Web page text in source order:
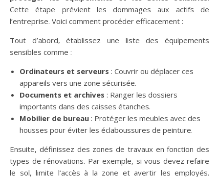
Cette étape prévient les dommages aux actifs de
l’entreprise. Voici comment procéder efficacement :
Tout d’abord, établissez une liste des équipements
sensibles comme :
Ordinateurs et serveurs : Couvrir ou déplacer ces
appareils vers une zone sécurisée.
Documents et archives : Ranger les dossiers
importants dans des caisses étanches.
Mobilier de bureau : Protéger les meubles avec des
housses pour éviter les éclaboussures de peinture.
Ensuite, définissez des zones de travaux en fonction des
types de rénovations. Par exemple, si vous devez refaire
le sol, limite l’accès à la zone et avertir les employés.